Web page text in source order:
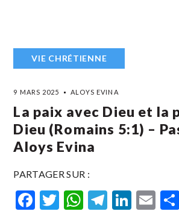
VIE CHRÉTIENNE
9 MARS 2025 ALOYS EVINA
La paix avec Dieu et la
Dieu (Romains 5:1) –
Aloys Evina
PARTAGER SUR :
Facebook
Twitter
WhatsApp
Telegram